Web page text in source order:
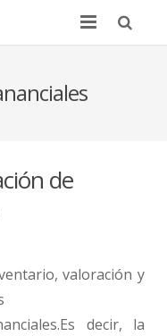
de
valoración y
decir, la